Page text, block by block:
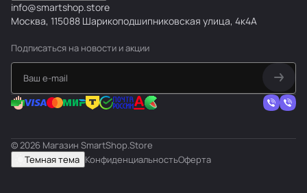
info@smartshop.store
Москва, 115088 Шарикоподшипниковская улица, 4к4А
Подписаться на новости и акции
© 2026 Магазин SmartShop.Store
Темная тема КонфиденциальностьОферта